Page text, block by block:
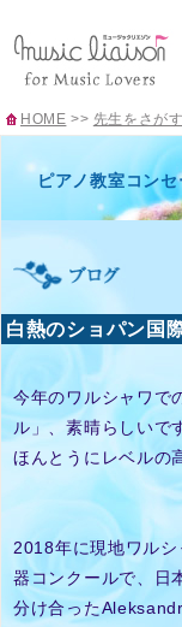
HOME >> 先生をさがす
ピアノ教室コン
白熱のショパン国
今年のワルシャワで
ル」、素晴らしいで
ほんとうにレベルの
2018年に現地ワル
器コンクールで、日
分け合った